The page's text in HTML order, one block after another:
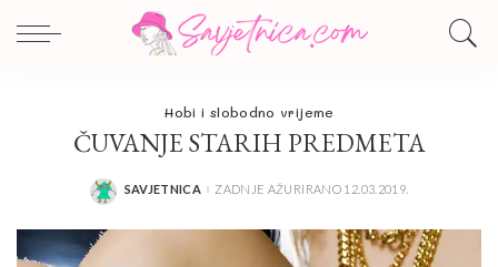
Hobi i slobodno vrijeme
ČUVANJE STARIH PREDMETA
POSTED
SAVJETNICA ZADNJE AŽURIRANO 12.03.2019.